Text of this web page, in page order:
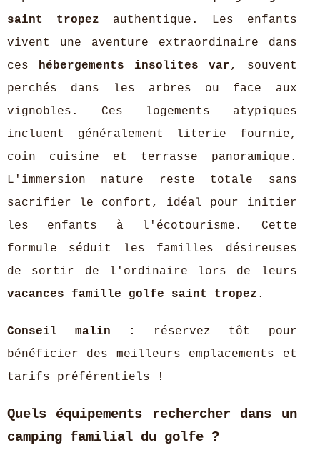
saint tropez authentique. Les enfants
vivent une aventure extraordinaire dans
ces
hébergements insolites var, souvent
perchés dans les arbres ou face aux
vignobles. Ces logements atypiques
incluent généralement literie fournie,
coin cuisine et terrasse panoramique.
L'immersion nature reste totale sans
sacrifier le confort, idéal pour initier
les enfants à l'écotourisme. Cette
formule séduit les familles désireuses
de sortir de l'ordinaire lors de leurs
vacances famille golfe saint tropez .
Conseil malin :
réservez tôt pour
bénéficier des meilleurs emplacements et
tarifs préférentiels !
Quels équipements rechercher dans un
camping familial du golfe ?